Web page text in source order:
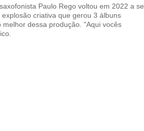
Paulo Rego voltou em 2022 a se
criativa que gerou 3 álbuns
dessa produção. "Aqui vocês